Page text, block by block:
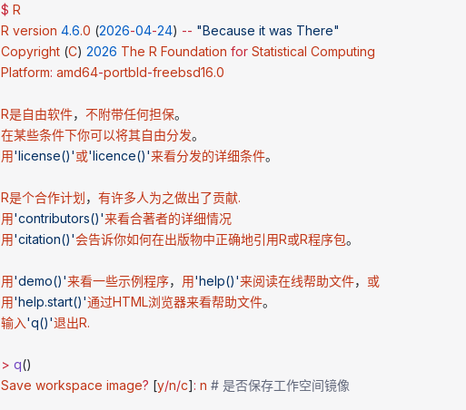
$ R
R version 4.6.0 (2026-04-24) -- "Because it was There"
Copyright (C) 2026 The R Foundation for Statistical Computing
Platform: amd64-portbld-freebsd16.0
R是自由软件， 不附带任何担保。
在某些条件下你可以将其自由分发。
用'license()'或'licence()'来看分发的详细条件。
R是个合作计划， 有许多人为之做出了贡献.
用'contributors()'来看合著者的详细情况
用'citation()'会告诉你如何在出版物中正确地引用R或R程序包。
用'demo()'来看一些示例程序， 用'help()'来阅读在线帮助文件， 或
用'help.start()'通过HTML浏览器来看帮助文件。
输入'q()'退出R.
> q()
Save workspace image? [y/n/c]: n # 是否保存工作空间镜像